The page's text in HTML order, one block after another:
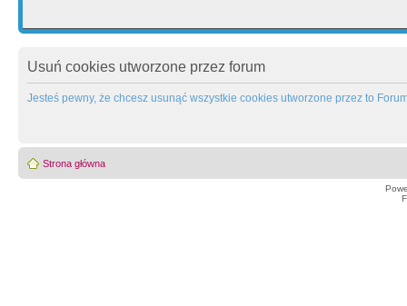
Usuń cookies utworzone przez forum
Jesteś pewny, że chcesz usunąć wszystkie cookies utworzone przez to
Strona główna